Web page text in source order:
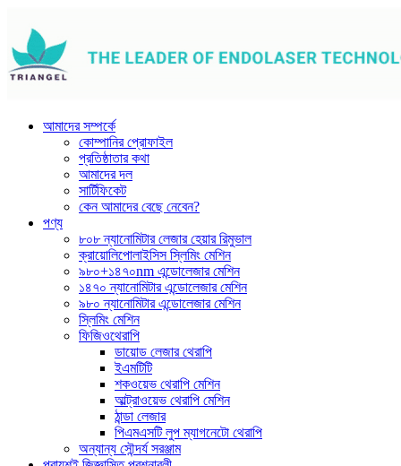
আমাদের সম্পর্কে
কোম্পানির প্রোফাইল
প্রতিষ্ঠাতার কথা
আমাদের দল
সার্টিফিকেট
কেন আমাদের বেছে নেবেন?
পণ্য
৮০৮ ন্যানোমিটার লেজার হেয়ার রিমুভাল
ক্রায়োলিপোলাইসিস স্লিমিং মেশিন
৯৮০+১৪৭০nm এন্ডোলেজার মেশিন
১৪৭০ ন্যানোমিটার এন্ডোলেজার মেশিন
৯৮০ ন্যানোমিটার এন্ডোলেজার মেশিন
স্লিমিং মেশিন
ফিজিওথেরাপি
ডায়োড লেজার থেরাপি
ইএমটিটি
শকওয়েভ থেরাপি মেশিন
আল্ট্রাওয়েভ থেরাপি মেশিন
ঠান্ডা লেজার
পিএমএসটি লুপ ম্যাগনেটো থেরাপি
অন্যান্য সৌন্দর্য সরঞ্জাম